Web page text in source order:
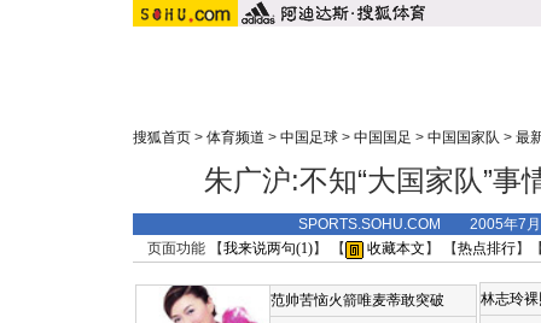
搜狐首页 > 体育频道 > 中国足球 > 中国国足 > 中国国家队 > 最
朱广沪:不知“大国家队”事
SPORTS.SOHU.COM 2005年7
页面功能 【我来说两句(1)】 【 收藏本文 】 【热点排行】
范帅苦恼火箭唯麦蒂敢突破
林志玲